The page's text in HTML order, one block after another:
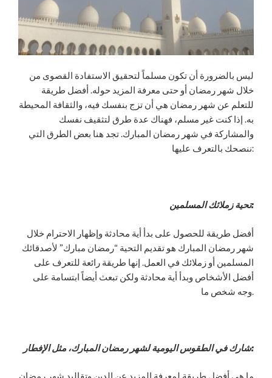
ليس بالضرورة أن تكون مسلماً لتحقيق الاستفادة القصوى من
خلال شهر رمضان أو حتى معرفة المزيد حوله. أفضل طريقة
للتعلم عن شهر رمضان هي أن تزج بنفسك فيه، والثقافة المحيطة
به. إذا كنت غير مسلم، فهناك عدة طرق لتثقيف نفسك
والمشاركة في شهر رمضان المبارك. تجد هنا بعض الطرق التي
ننصحك بالتعرف عليها:
تحية زملائك المسلمين:
أفضل طريقة للحصول على بدأ أية محادثة وإظهار الاحترام خلال
شهر رمضان المبارك هو تقديم التحية “رمضان مبارك” لأصدقائك
المسلمين أو زملائك في العمل. إنها طريقة رائعة للتعرف على
أفضل الأشخاص وبدأ أية محادثة ولكن تبعث أيضاً ابتسامة على
وجه شخص ما.
شارك في الطقوس اليومية لشهر رمضان المبارك، مثل الإفطار: